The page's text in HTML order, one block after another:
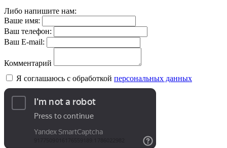
Либо напишите нам:
Ваше имя:
Ваш телефон:
Ваш E-mail:
Комментарий
Я соглашаюсь с обработкой персональных данных